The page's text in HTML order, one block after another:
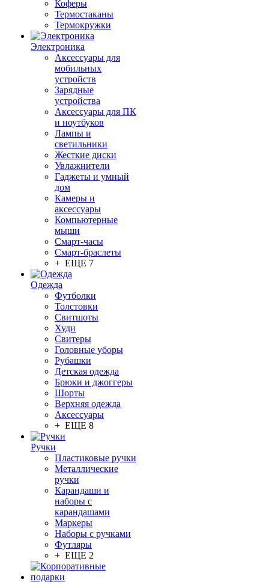
Коферы
Термостаканы
Термокружки
Электроника
Аксессуары для
мобильных
устройств
Зарядные
устройства
Аксессуары для ПК
и ноутбуков
Лампы и
светильники
Жесткие диски
Увлажнители
Гаджеты и умный
дом
Камеры и
аксессуары
Компьютерные
мыши
Смарт-часы
Смарт-браслеты
+ ЕЩЕ 7
Одежда
Футболки
Толстовки
Свитшоты
Худи
Свитеры
Головные уборы
Рубашки
Детская одежда
Брюки и джоггеры
Шорты
Верхняя одежда
Аксессуары
+ ЕЩЕ 8
Ручки
Пластиковые ручки
Металлические
ручки
Карандаши и
наборы с
карандашами
Маркеры
Наборы с ручками
Футляры
+ ЕЩЕ 2